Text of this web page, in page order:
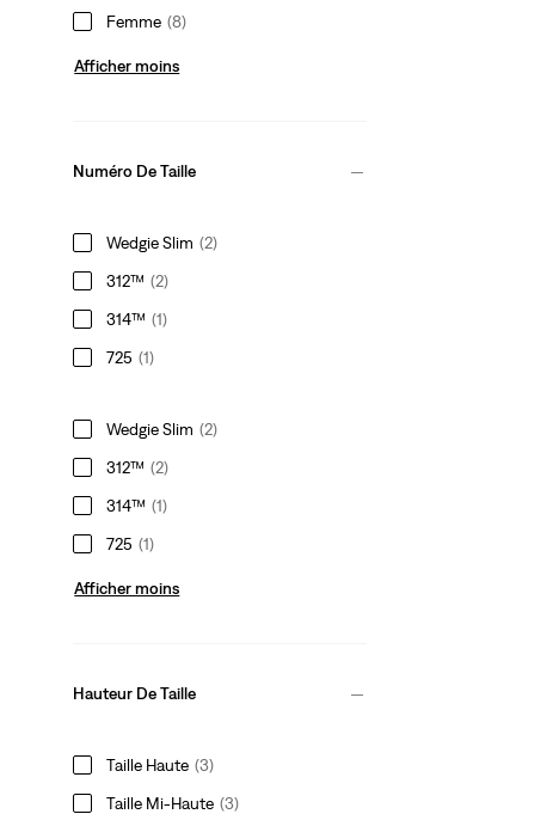
Femme (8)
Afficher moins
Numéro De Taille
Wedgie Slim (2)
312™ (2)
314™ (1)
725 (1)
Wedgie Slim (2)
312™ (2)
314™ (1)
725 (1)
Afficher moins
Hauteur De Taille
Taille Haute (3)
Taille Mi-Haute (3)